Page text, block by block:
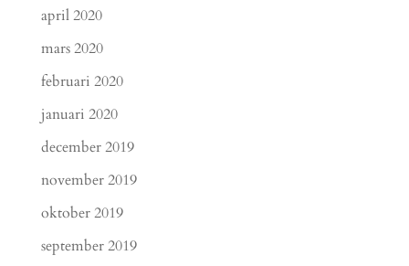
april 2020
mars 2020
februari 2020
januari 2020
december 2019
november 2019
oktober 2019
september 2019